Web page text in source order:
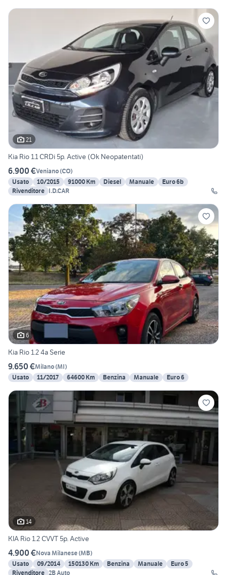
21
Kia Rio 1.1 CRDi 5p. Active (Ok Neopatentati)
6.900 €Veniano(CO)
Usato
10/2015 91000 Km Diesel Manuale
Euro 6b
Rivenditore I.D.CAR
6
Kia Rio 1.2 4a Serie
9.650 €Milano(MI)
Usato
11/2017 64600 Km Benzina Manuale Euro 6
14
KIA Rio 1.2 CVVT 5p. Active
4.900 €Nova Milanese(MB)
Usato
09/2014 150130 Km Benzina Manuale
Euro 5
Rivenditore 2B Auto